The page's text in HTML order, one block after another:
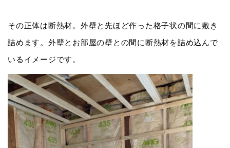
その正体は断熱材。外壁と先ほど作った格子状の間に敷き
詰めます。外壁とお部屋の壁との間に断熱材を詰め込んで
いるイメージです。